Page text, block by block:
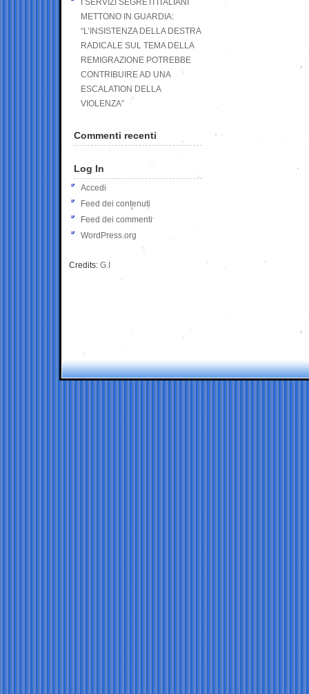
I SERVIZI SEGRETI ITALIANI
METTONO IN GUARDIA:
“L’INSISTENZA DELLA DESTRA
RADICALE SUL TEMA DELLA
REMIGRAZIONE POTREBBE
CONTRIBUIRE AD UNA
ESCALATION DELLA
VIOLENZA”
Commenti recenti
Log In
Accedi
Feed dei contenuti
Feed dei commenti
WordPress.org
Credits: G.I